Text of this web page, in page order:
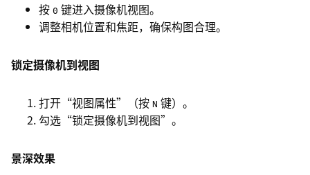
按 0 键进入摄像机视图。
调整相机位置和焦距，确保构图合理。
锁定摄像机到视图
打开“视图属性”（按 N 键）。
勾选“锁定摄像机到视图”。
景深效果